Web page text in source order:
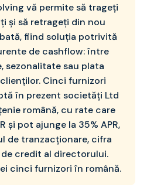
vă permite să trageți
și să retrageți din nou
fiind soluția potrivită
de cashflow: între
sezonalitate sau plata
Cinci furnizori
în prezent societăți Ltd
română, cu rate care
și pot ajunge la 35% APR,
de tranzacționare, cifra
credit al directorului.
cinci furnizori în română.